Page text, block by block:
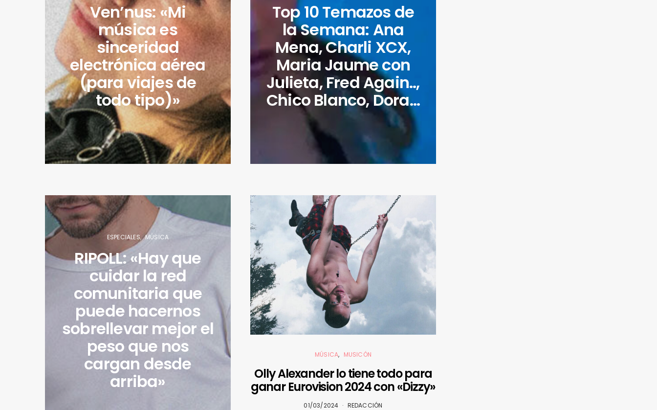
Ven’nus: «Mi
música es
sinceridad
electrónica aérea
(para viajes de
todo tipo)»
ESPECIALES MÚSICA
RIPOLL: «Hay que
cuidar la red
comunitaria que
puede hacernos
sobrellevar mejor el
peso que nos
cargan desde
arriba»
Top 10 Temazos de
la Semana: Ana
Mena, Charli XCX,
Maria Jaume con
Julieta, Fred Again..,
Chico Blanco, Dora…
MÚSICA MUSICÓN
Olly Alexander lo tiene todo para
ganar Eurovision 2024 con «Dizzy»
01/03/2024 REDACCIÓN